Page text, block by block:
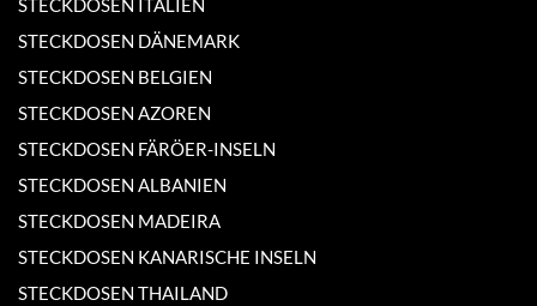
STECKDOSEN ITALIEN
STECKDOSEN DÄNEMARK
STECKDOSEN BELGIEN
STECKDOSEN AZOREN
STECKDOSEN FÄRÖER-INSELN
STECKDOSEN ALBANIEN
STECKDOSEN MADEIRA
STECKDOSEN KANARISCHE INSELN
STECKDOSEN THAILAND